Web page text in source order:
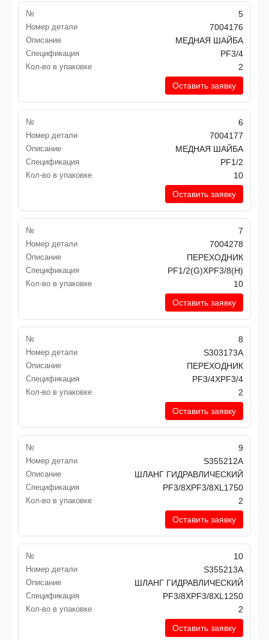
№ 5
Номер детали 7004176
Описание МЕДНАЯ ШАЙБА
Спецификация PF3/4
Кол-во в упаковке
2
Оставить заявку
№ 6
Номер детали 7004177
Описание МЕДНАЯ ШАЙБА
Спецификация PF1/2
Кол-во в упаковке
10
Оставить заявку
№ 7
Номер детали 7004278
Описание ПЕРЕХОДНИК
Спецификация PF1/2(G)XPF3/8(H)
Кол-во в упаковке
10
Оставить заявку
№ 8
Номер детали S303173A
Описание ПЕРЕХОДНИК
Спецификация PF3/4XPF3/4
Кол-во в упаковке
2
Оставить заявку
№ 9
Номер детали S355212A
Описание ШЛАНГ ГИДРАВЛИЧЕСКИЙ
Спецификация PF3/8XPF3/8XL1750
Кол-во в упаковке
2
Оставить заявку
№ 10
Номер детали S355213A
Описание ШЛАНГ ГИДРАВЛИЧЕСКИЙ
Спецификация PF3/8XPF3/8XL1250
Кол-во в упаковке
2
Оставить заявку